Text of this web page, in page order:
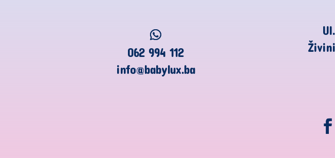
062 994 112
info@babylux.ba